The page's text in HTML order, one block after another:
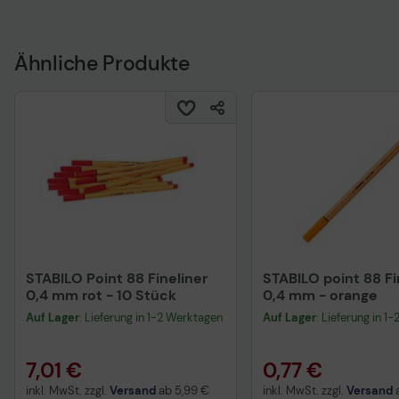
Ähnliche Produkte
STABILO Point 88 Fineliner
0,4 mm rot - 10 Stück
Auf Lager: Lieferung in 1-2 Werktagen
7,01 €
inkl. MwSt. zzgl. Versand ab 5,99 €
STABILO point 88
0,4 mm - orange
Auf Lager: Lieferung in
0,77 €
inkl. MwSt. zzgl. Versand